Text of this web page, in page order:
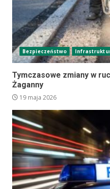
Bezpieczeństwo
Tymczasowe zmiany w
Żaganny
19 maja 2026